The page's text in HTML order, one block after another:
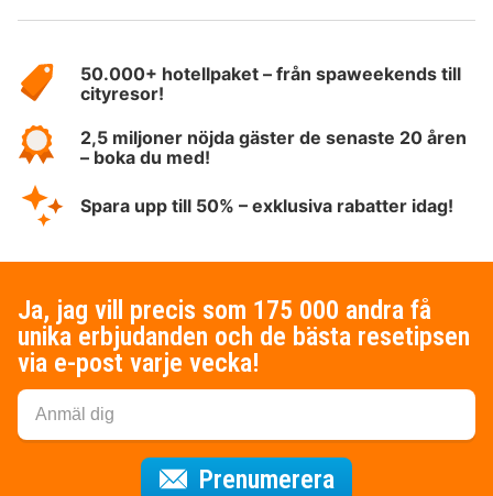
HotelSpecials50.000+ hotellpaket – från spaweekends till
cityresor!
2,5 miljoner nöjda gäster de senaste 20 åren
– boka du med!
Spara upp till 50% – exklusiva rabatter idag!
Ja, jag vill precis som 175 000 andra få
unika erbjudanden och de bästa resetipsen
via e-post varje vecka!
Prenumerera